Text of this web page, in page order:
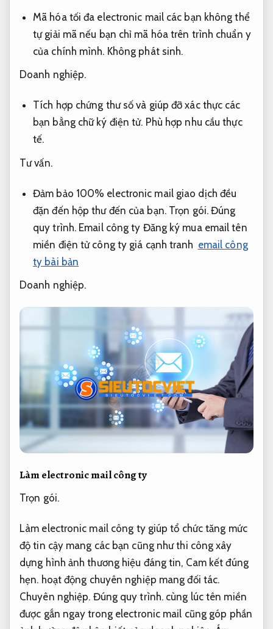
Mã hóa tối đa electronic mail các bạn không thể
tự giải mã nếu bạn chỉ mã hóa trên trình chuẩn y
của chính mình. Không phát sinh.
Doanh nghiệp.
Tích hợp chứng thư số và giúp đỡ xác thực các
bạn bằng chữ ký điện tử. Phù hợp nhu cầu thực
tế.
Tư vấn.
Đảm bảo 100% electronic mail giao dịch đều
đặn đến hộp thư đến của bạn. Trọn gói. Đúng
quy trình. Email công ty Đăng ký mua email tên
miền điện tử công ty giá cạnh tranh email công
ty bài bản
Doanh nghiệp.
Làm electronic mail công ty
Trọn gói.
Làm electronic mail công ty giúp tổ chức tăng mức
độ tin cậy mang các bạn cũng như thi công xây
dựng hình ảnh thương hiệu đáng tin, Cam kết đúng
hẹn. hoạt động chuyên nghiệp mang đối tác.
Chuyên nghiệp. Đúng quy trình. cùng lúc tên miền
được gắn ngay trong electronic mail cũng góp phần